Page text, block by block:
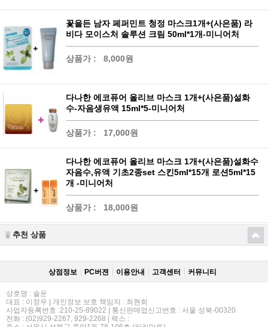
꽃을든 남자 페퍼민트 청정 마스크1개+(사은품) 라
비다 모이스처 솔루션 크림 50ml*1개-미니어처
상품가 : 8,000원
다나한 에코퓨어 올리브 마스크 1개+(사은품)설화
수-자음생유액 15ml*5-미니어처
상품가 : 17,000원
다나한 에코퓨어 올리브 마스크 1개+(사은품)설화수
자음수,유액 기초2종set 스킨5ml*15개 로션5ml*15
개 -미니어처
상품가 : 18,000원
추천 상품
상점정보 PC버젼 이용안내 고객센터 커뮤니티
상호명 : 솔운
대표 : 이정우 | 개인정보 보호 책임자 : 최현희
사업자등록번호 :210-25-89022 | 통신판매업신고번호 : 서울 성북-00320
전화 : (02)929-2267, 929-2268 | 팩스 :